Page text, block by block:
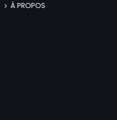
À PROPOS